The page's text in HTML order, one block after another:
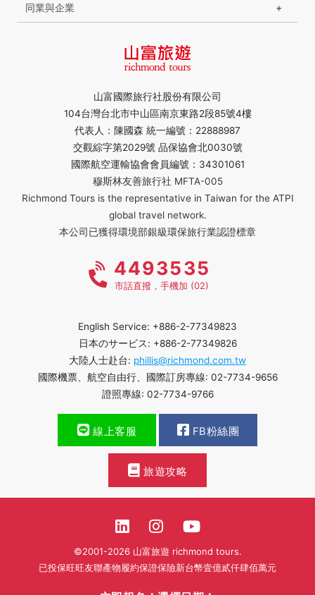
山富國際旅行社股份有限公司
104台灣台北市中山區南京東路2段85號4樓
代表人：陳國森 統一編號：22888987
交觀綜字第2029號 品保協會北0030號
國際航空運輸協會會員編號：34301061
穆斯林友善旅行社 MFTA-005
Richmond Tours is the representative in Taiwan for the ATPI
global travel network.
本公司已獲得環境部銀級環保旅行業認證標章
同業與企業
4493535
市話直撥，手機加 (02)
English Service: +886-2-77349823
日本のサービス: +886-2-77349826
大陸人士赴台: phillis@richmond.com.tw
國際機票、航空自由行、國際訂房專線: 02-7734-9656
證照專線: 02-7734-9766
線上客服 FB粉絲團
旅遊攻略
©2001-2026 山富旅遊 richmond tours.
已投保旺旺友聯產物履約保證保險新台幣壹億貳仟肆佰萬元
繁體中文